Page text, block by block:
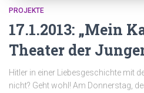
PROJEKTE
17.1.2013: „Mein
Theater der
Hitler in einer Liebesgeschichte mit
nicht? Geht wohl! Am Donnerstag,